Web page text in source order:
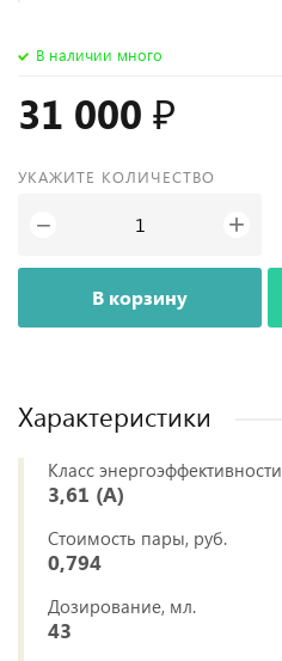
В наличии много
31 000 ₽
УКАЖИТЕ КОЛИЧЕСТВО
− +
В корзину
Характеристики
Класс энергоэффективности
3,61 (A)
Стоимость пары, руб.
0,794
Дозирование, мл.
43